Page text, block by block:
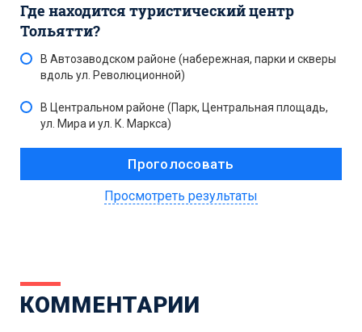
Где находится туристический центр
Тольятти?
В Автозаводском районе (набережная, парки и скверы
вдоль ул. Революционной)
В Центральном районе (Парк, Центральная площадь,
ул. Мира и ул. К. Маркса)
Просмотреть результаты
КОММЕНТАРИИ